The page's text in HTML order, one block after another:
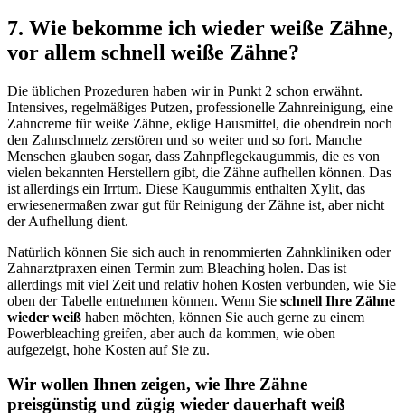
7. Wie bekomme ich wieder weiße Zähne,
vor allem schnell weiße Zähne?
Die üblichen Prozeduren haben wir in Punkt 2 schon erwähnt.
Intensives, regelmäßiges Putzen, professionelle Zahnreinigung, eine
Zahncreme für weiße Zähne, eklige Hausmittel, die obendrein noch
den Zahnschmelz zerstören und so weiter und so fort. Manche
Menschen glauben sogar, dass Zahnpflegekaugummis, die es von
vielen bekannten Herstellern gibt, die Zähne aufhellen können. Das
ist allerdings ein Irrtum. Diese Kaugummis enthalten Xylit, das
erwiesenermaßen zwar gut für Reinigung der Zähne ist, aber nicht
der Aufhellung dient.
Natürlich können Sie sich auch in renommierten Zahnkliniken oder
Zahnarztpraxen einen Termin zum Bleaching holen. Das ist
allerdings mit viel Zeit und relativ hohen Kosten verbunden, wie Sie
oben der Tabelle entnehmen können. Wenn Sie schnell Ihre Zähne
wieder weiß haben möchten, können Sie auch gerne zu einem
Powerbleaching greifen, aber auch da kommen, wie oben
aufgezeigt, hohe Kosten auf Sie zu.
Wir wollen Ihnen zeigen, wie Ihre Zähne
preisgünstig und zügig wieder dauerhaft weiß